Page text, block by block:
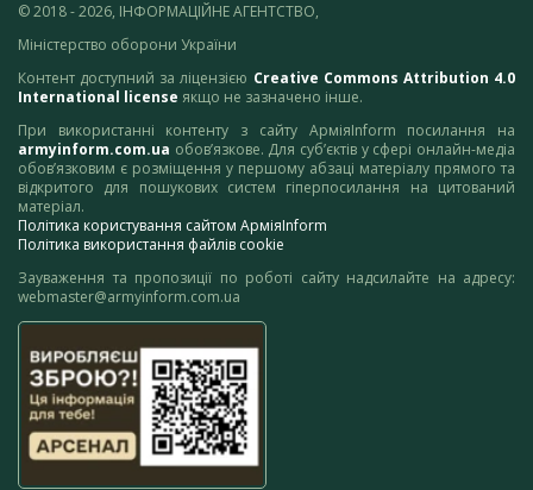
© 2018 - 2026, ІНФОРМАЦІЙНЕ АГЕНТСТВО,
Міністерство оборони України
Контент доступний за ліцензією Creative Commons Attribution 4.0
International license якщо не зазначено інше.
При використанні контенту з сайту АрміяInform посилання на
armyinform.com.ua обов’язкове. Для суб’єктів у сфері онлайн-медіа
обов’язковим є розміщення у першому абзаці матеріалу прямого та
відкритого для пошукових систем гіперпосилання на цитований
матеріал.
Політика користування сайтом АрміяInform
Політика використання файлів cookie
Зауваження та пропозиції по роботі сайту надсилайте на адресу:
webmaster@armyinform.com.ua